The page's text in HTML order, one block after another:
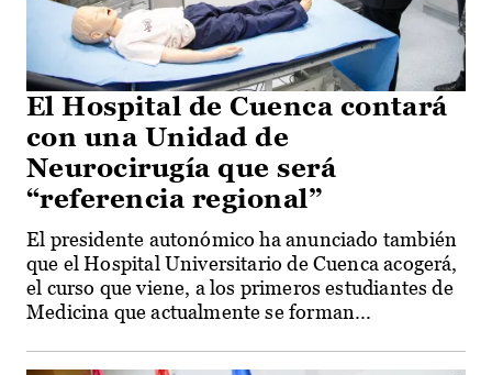
El Hospital de Cuenca contará
con una Unidad de
Neurocirugía que será
“referencia regional”
El presidente autonómico ha anunciado también
que el Hospital Universitario de Cuenca acogerá,
el curso que viene, a los primeros estudiantes de
Medicina que actualmente se forman...